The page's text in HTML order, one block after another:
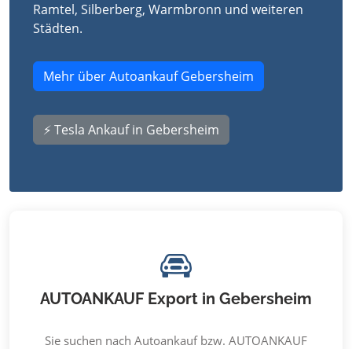
Ramtel, Silberberg, Warmbronn und weiteren
Städten.
Mehr über Autoankauf Gebersheim
⚡ Tesla Ankauf in Gebersheim
AUTOANKAUF Export in Gebersheim
Sie suchen nach Autoankauf bzw. AUTOANKAUF